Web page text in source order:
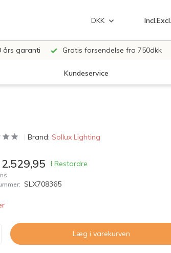
DKK Incl.Excl.
års garanti Gratis forsendelse fra 750dkk
Kundeservice
Brand: Sollux Lighting
I Restordre
SLX708365
Læg i varekurven